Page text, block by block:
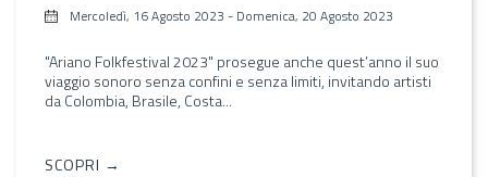
Mercoledì, 16 Agosto 2023 - Domenica, 20 Agosto 2023
"Ariano Folkfestival 2023" prosegue anche quest’anno il suo
viaggio sonoro senza confini e senza limiti, invitando artisti
da Colombia, Brasile, Costa...
SCOPRI →